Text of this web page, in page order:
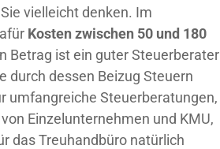
vielleicht denken. Im
Kosten zwischen 50 und 180
Betrag ist ein guter Steuerberater
durch dessen Beizug Steuern
umfangreiche Steuerberatungen,
Einzelunternehmen und KMU,
das Treuhandbüro natürlich